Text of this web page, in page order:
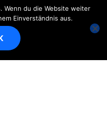
Wenn du die Website weiter
Einverständnis aus.